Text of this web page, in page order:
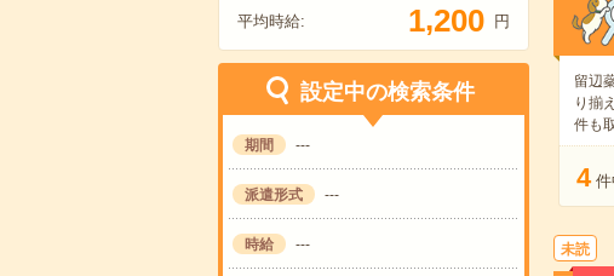
平均時給: 1,200 円
設定中の検索条件
期間 ---
派遣形式 ---
時給 ---
留辺
り揃
件も
4 件
未読